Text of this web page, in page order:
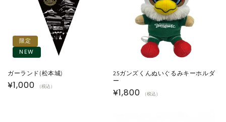
限定
NEW
ガーランド(松本城)
通
¥1,000 （税込）
25ガンズくんぬいぐるみキーホルダ
ー
通
¥1,800 （税込）